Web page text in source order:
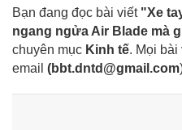
Bạn đang đọc bài viết "Xe
ngang ngửa Air Blade mà
chuyên mục Kinh tế. Mọi
email (bbt.dntd@gmail.com